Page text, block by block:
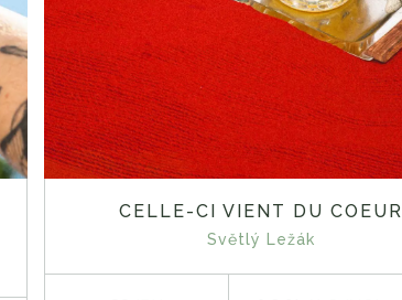
CELLE-CI VIENT DU COEUR
Světlý Ležák